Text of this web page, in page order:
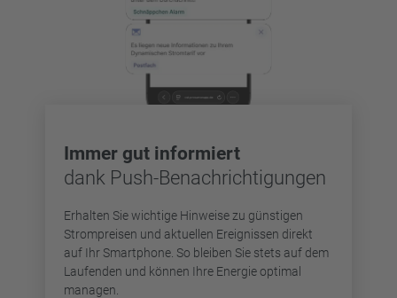
Immer gut informiert
dank Push-Benachrichtigungen
Erhalten Sie wichtige Hinweise zu günstigen
Strompreisen und aktuellen Ereignissen direkt
auf Ihr Smartphone. So bleiben Sie stets auf dem
Laufenden und können Ihre Energie optimal
managen.